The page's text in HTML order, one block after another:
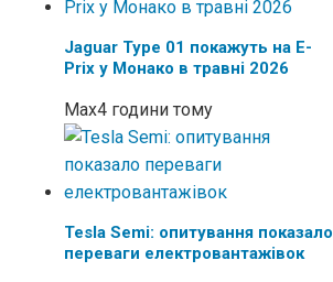
Jaguar Type 01 покажуть на E-
Prix у Монако в травні 2026
Max4 години тому
Tesla Semi: опитування показало
переваги електровантажівок